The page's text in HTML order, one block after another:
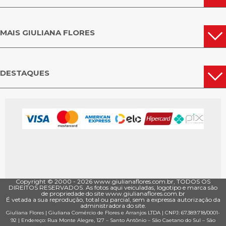
MAIS GIULIANA FLORES
DESTAQUES
Copyright © 2000 - ­2026 www.giulianaflores.com.br, TODOS OS
DIREITOS RESERVADOS. As fotos aqui veiculadas, logotipo e marca são
de propriedade do site www.giulianaflores.com.br
É vetada a sua reprodução, total ou parcial, sem a expressa autorização da
administradora do site.
Giuliana Flores | Giuliana Comércio de Flores e Arranjos LTDA | CNPJ: 67.389.718/0001­
92 | Endereço: Rua Monte Alegre, 127 – Santo Antônio – São Caetano do Sul – São